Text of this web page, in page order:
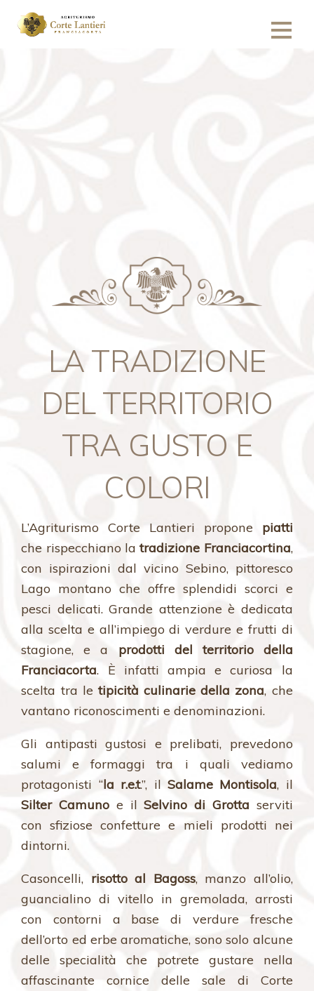
LA TRADIZIONE
DEL TERRITORIO
TRA GUSTO E
COLORI
L’Agriturismo Corte Lantieri propone piatti
che rispecchiano latradizione Franciacortina,
con ispirazioni dal vicino Sebino, pittoresco
Lago montano che offre splendidi scorci e
pesci delicati. Grande attenzione è dedicata
alla scelta e all’impiego di verdure e frutti di
stagione, e a prodotti del territorio della
Franciacorta. È infatti ampia e curiosa la
scelta tra le tipicità culinarie della zona, che
vantano riconoscimenti e denominazioni.
Gli antipasti gustosi e prelibati, prevedono
salumi e formaggi tra i quali vediamo
protagonisti “la r.e.t.”, il Salame Montisola, il
Silter Camuno e ilSelvino di Grotta serviti
con sfiziose confetture e mieli prodotti nei
dintorni.
Casoncelli, risotto al Bagoss, manzo all’olio,
guancialino di vitello in gremolada, arrosti
con contorni a base di verdure fresche
dell’orto ed erbe aromatiche, sono solo alcune
delle specialità che potrete gustare nella
affascinante cornice delle sale di Corte